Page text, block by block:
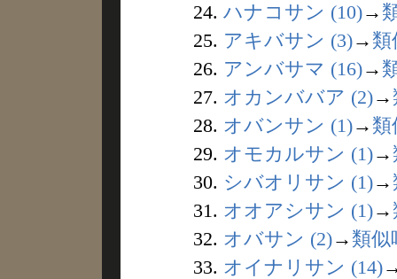
24. ハナコサン (10)→
25. アキバサン (3)→ 類
26. アンバサマ (16)→
27. オカンババア (2)→
28. オバンサン (1)→ 類
29. オモカルサン (1)→
30. シバオリサン (1)→
31. オオアシサン (1)→
32. オバサン (2)→ 類似
33. オイナリサン (14)